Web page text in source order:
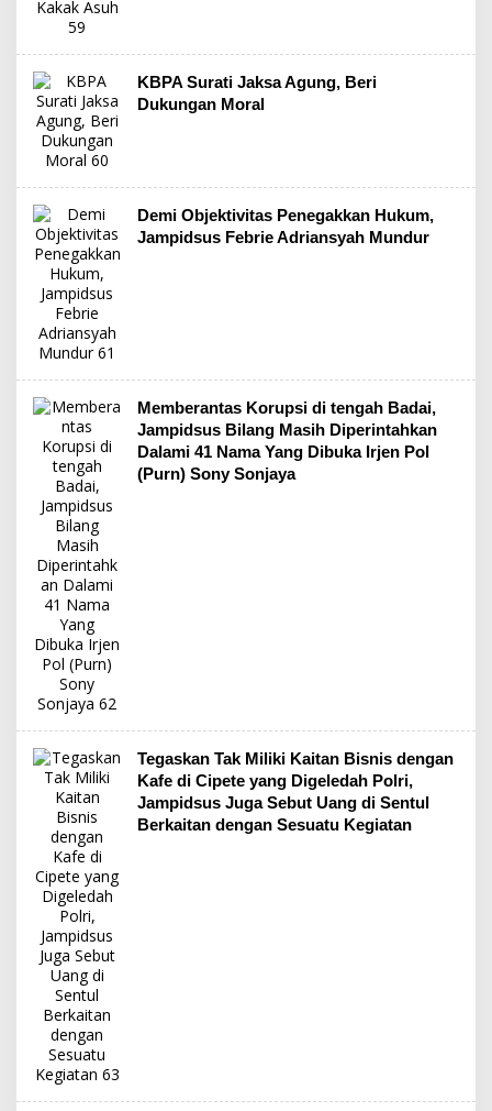
KBPA Surati Jaksa Agung, Beri
Dukungan Moral
Demi Objektivitas Penegakkan Hukum,
Jampidsus Febrie Adriansyah Mundur
Memberantas Korupsi di tengah Badai,
Jampidsus Bilang Masih Diperintahkan
Dalami 41 Nama Yang Dibuka Irjen Pol
(Purn) Sony Sonjaya
Tegaskan Tak Miliki Kaitan Bisnis dengan
Kafe di Cipete yang Digeledah Polri,
Jampidsus Juga Sebut Uang di Sentul
Berkaitan dengan Sesuatu Kegiatan